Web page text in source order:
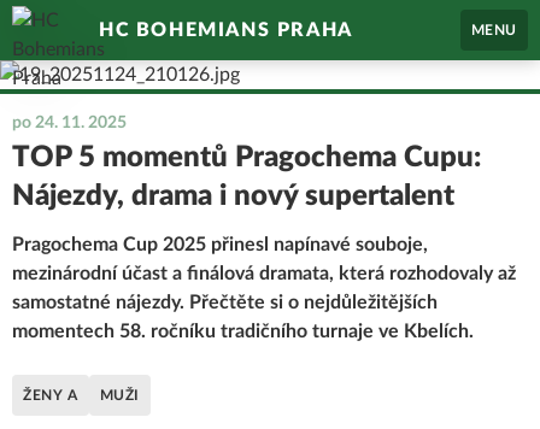
HC BOHEMIANS PRAHA MENU
po 24. 11. 2025
TOP 5 momentů Pragochema Cupu:
Nájezdy, drama i nový supertalent
Pragochema Cup 2025 přinesl napínavé souboje,
mezinárodní účast a finálová dramata, která rozhodovaly až
samostatné nájezdy. Přečtěte si o nejdůležitějších
momentech 58. ročníku tradičního turnaje ve Kbelích.
ŽENY A MUŽI